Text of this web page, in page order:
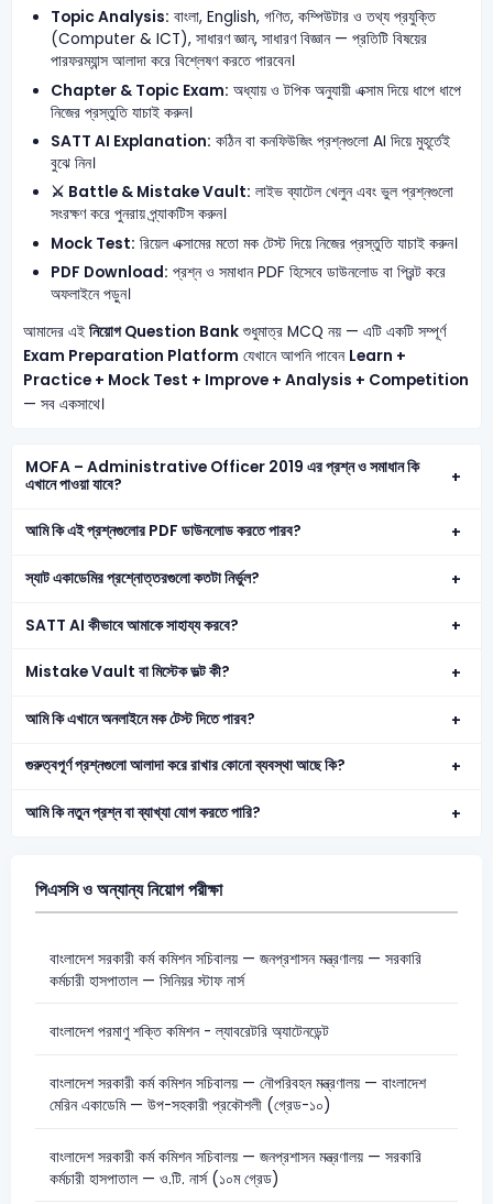
Topic Analysis: বাংলা, English, গণিত, কম্পিউটার ও তথ্য প্রযুক্তি
(Computer & ICT), সাধারণ জ্ঞান, সাধারণ বিজ্ঞান — প্রতিটি বিষয়ের
পারফরম্যান্স আলাদা করে বিশ্লেষণ করতে পারবেন।
Chapter & Topic Exam: অধ্যায় ও টপিক অনুযায়ী এক্সাম দিয়ে ধাপে ধাপে
নিজের প্রস্তুতি যাচাই করুন।
SATT AI Explanation: কঠিন বা কনফিউজিং প্রশ্নগুলো AI দিয়ে মুহূর্তেই
বুঝে নিন।
⚔️ Battle & Mistake Vault: লাইভ ব্যাটেল খেলুন এবং ভুল প্রশ্নগুলো
সংরক্ষণ করে পুনরায় প্র্যাকটিস করুন।
Mock Test: রিয়েল এক্সামের মতো মক টেস্ট দিয়ে নিজের প্রস্তুতি যাচাই করুন।
PDF Download: প্রশ্ন ও সমাধান PDF হিসেবে ডাউনলোড বা প্রিন্ট করে
অফলাইনে পড়ুন।
আমাদের এই নিয়োগ Question Bankশুধুমাত্র MCQ নয় — এটি একটি সম্পূর্ণ
Exam Preparation Platform যেখানে আপনি পাবেন Learn +
Practice + Mock Test + Improve + Analysis + Competition
— সব একসাথে।
MOFA – Administrative Officer 2019 এর প্রশ্ন ও সমাধান কি
এখানে পাওয়া যাবে?
আমি কি এই প্রশ্নগুলোর PDF ডাউনলোড করতে পারব?
স্যাট একাডেমির প্রশ্নোত্তরগুলো কতটা নির্ভুল?
SATT AI কীভাবে আমাকে সাহায্য করবে?
Mistake Vault বা মিস্টেক ভল্ট কী?
আমি কি এখানে অনলাইনে মক টেস্ট দিতে পারব?
গুরুত্বপূর্ণ প্রশ্নগুলো আলাদা করে রাখার কোনো ব্যবস্থা আছে কি?
আমি কি নতুন প্রশ্ন বা ব্যাখ্যা যোগ করতে পারি?
পিএসসি ও অন্যান্য নিয়োগ পরীক্ষা
বাংলাদেশ সরকারী কর্ম কমিশন সচিবালয় — জনপ্রশাসন মন্ত্রণালয় — সরকারি
কর্মচারী হাসপাতাল — সিনিয়র স্টাফ নার্স
বাংলাদেশ পরমাণু শক্তি কমিশন - ল্যাবরেটরি অ্যাটেনডেন্ট
বাংলাদেশ সরকারী কর্ম কমিশন সচিবালয় — নৌপরিবহন মন্ত্রণালয় — বাংলাদেশ
মেরিন একাডেমি — উপ-সহকারী প্রকৌশলী (গ্রেড-১০)
বাংলাদেশ সরকারী কর্ম কমিশন সচিবালয় — জনপ্রশাসন মন্ত্রণালয় — সরকারি
কর্মচারী হাসপাতাল — ও.টি. নার্স (১০ম গ্রেড)